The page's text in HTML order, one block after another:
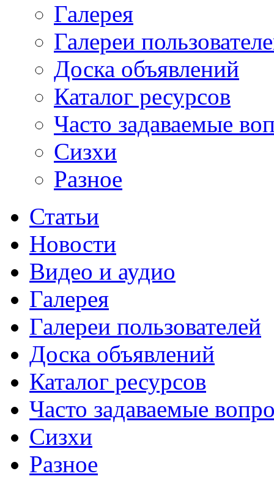
Галерея
Галереи
Доска объявлений
Каталог ресурсов
Часто задаваемые
Сизхи
Разное
Статьи
Новости
Видео и аудио
Галерея
Галереи пользователей
Доска объявлений
Каталог ресурсов
Часто задаваемые
Сизхи
Разное